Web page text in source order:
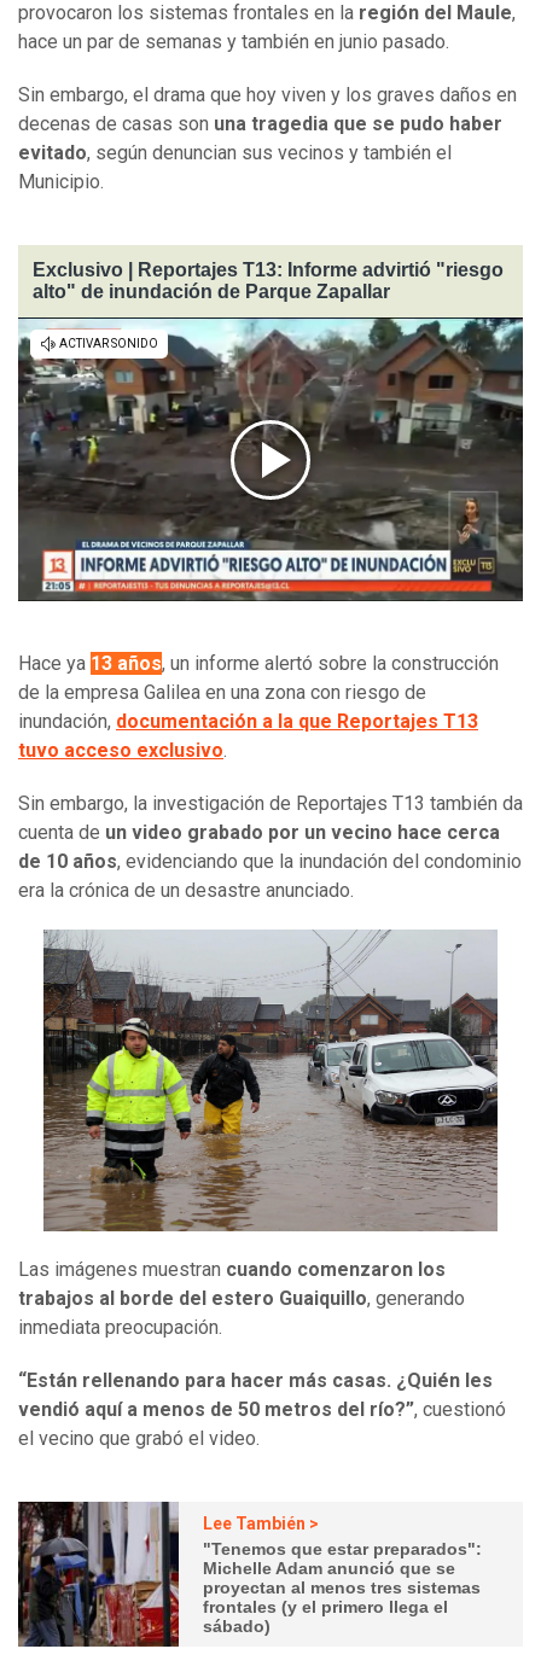
provocaron los sistemas frontales en la región del Maule,
hace un par de semanas y también en junio pasado.
Sin embargo, el drama que hoy viven y los graves daños en
decenas de casas son una tragedia que se pudo haber
evitado, según denuncian sus vecinos y también el
Municipio.
Exclusivo | Reportajes T13: Informe advirtió "riesgo
alto" de inundación de Parque Zapallar
Hace ya 13 años, un informe alertó sobre la construcción
de la empresa Galilea en una zona con riesgo de
inundación, documentación a la que Reportajes T13
tuvo acceso exclusivo.
Sin embargo, la investigación de Reportajes T13 también da
cuenta de un video grabado por un vecino hace cerca
de 10 años, evidenciando que la inundación del condominio
era la crónica de un desastre anunciado.
Las imágenes muestran cuando comenzaron los
trabajos al borde del estero Guaiquillo, generando
inmediata preocupación.
“Están rellenando para hacer más casas. ¿Quién les
vendió aquí a menos de 50 metros del río?”, cuestionó
el vecino que grabó el video.
Lee También >
"Tenemos que estar preparados":
Michelle Adam anunció que se
proyectan al menos tres sistemas
frontales (y el primero llega el
sábado)